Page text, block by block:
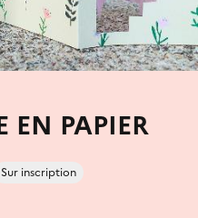
EN PAPIER
Sur inscription